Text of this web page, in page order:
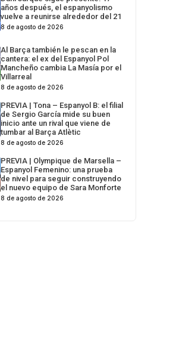
años después, el espanyolismo
vuelve a reunirse alrededor del 21
8 de agosto de 2026
Al Barça también le pescan en la
cantera: el ex del Espanyol Pol
Mancheño cambia La Masía por el
Villarreal
8 de agosto de 2026
PREVIA | Tona – Espanyol B: el filial
de Sergio García mide su buen
inicio ante un rival que viene de
tumbar al Barça Atlètic
8 de agosto de 2026
PREVIA | Olympique de Marsella –
Espanyol Femenino: una prueba
de nivel para seguir construyendo
el nuevo equipo de Sara Monforte
8 de agosto de 2026